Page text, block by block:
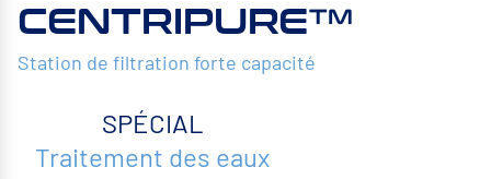
CENTRIPURE™
Station de filtration forte capacité
SPÉCIAL
Traitement des eaux